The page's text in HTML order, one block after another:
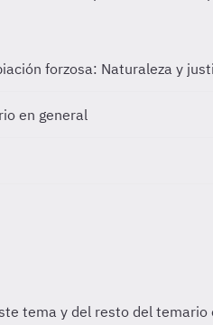
forzosa: Naturaleza y
en general